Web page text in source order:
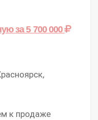
за 5 700 000
к продаже